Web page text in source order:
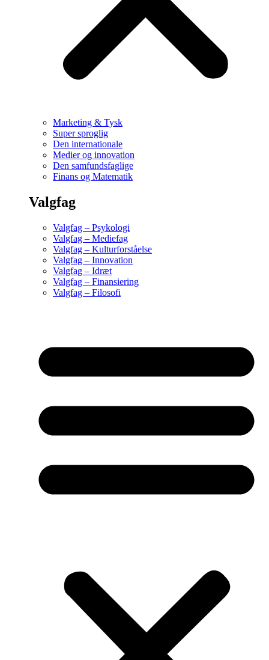
Marketing & Tysk
Super sproglig
Den internationale
Medier og innovation
Den samfundsfaglige
Finans og Matematik
Valgfag
Valgfag – Psykologi
Valgfag – Mediefag
Valgfag – Kulturforståelse
Valgfag – Innovation
Valgfag – Idræt
Valgfag – Finansiering
Valgfag – Filosofi